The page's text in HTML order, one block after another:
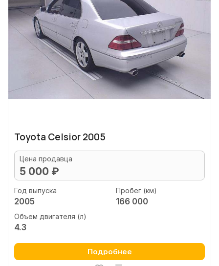
Toyota Celsior 2005
Цена продавца
5 000 ₽
Год выпуска
2005
Пробег (км)
166 000
Объем двигателя (л)
4.3
Подробнее